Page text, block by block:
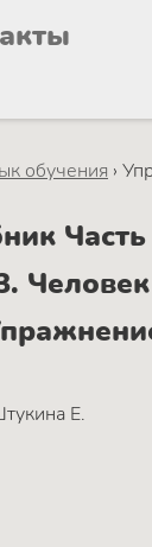
обучения ›
Часть
Е.